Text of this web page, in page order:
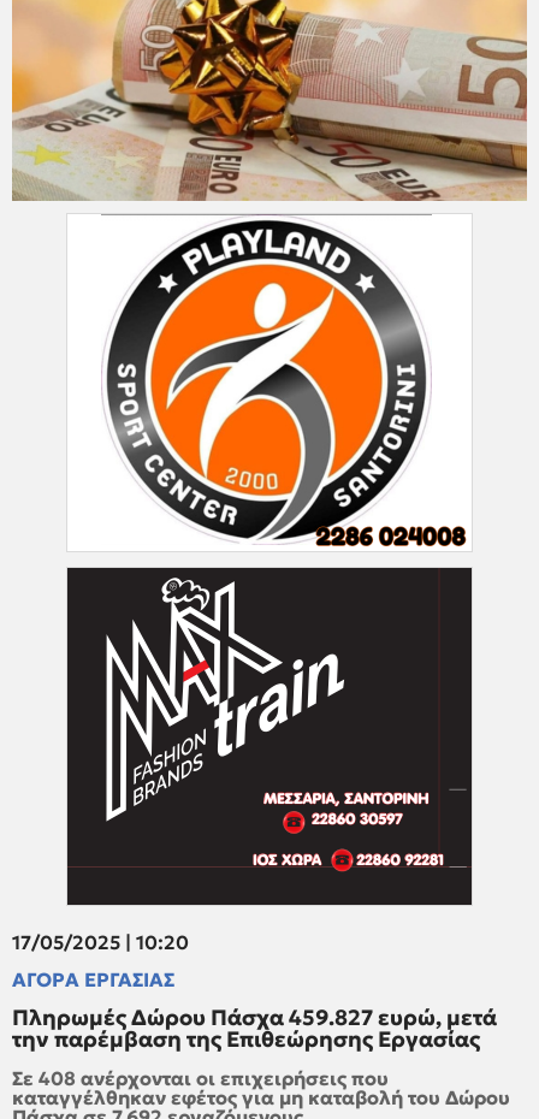
17/05/2025 | 10:20
ΑΓΟΡΑ ΕΡΓΑΣΙΑΣ
Πληρωμές Δώρου Πάσχα 459.827 ευρώ, μετά
την παρέμβαση της Επιθεώρησης Εργασίας
Σε 408 ανέρχονται οι επιχειρήσεις που
καταγγέλθηκαν εφέτος για μη καταβολή του Δώρου